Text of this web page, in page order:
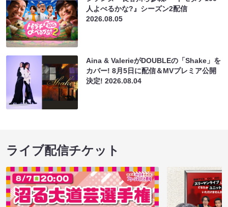
人よべるかな?』シーズン2配信
2026.08.05
Aina & ValerieがDOUBLEの「Shake」を
カバー! 8月5日に配信＆MVプレミア公開
決定!2026.08.04
ライブ配信チケット